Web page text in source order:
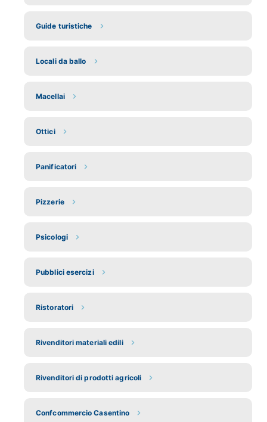
Guide turistiche
Locali da ballo
Macellai
Ottici
Panificatori
Pizzerie
Psicologi
Pubblici esercizi
Ristoratori
Rivenditori materiali edili
Rivenditori di prodotti agricoli
Confcommercio Casentino